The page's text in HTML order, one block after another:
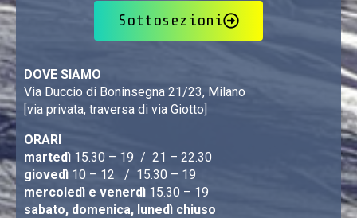
Sottosezioni
DOVE SIAMO
Via Duccio di Boninsegna 21/23, Milano
[via privata, traversa di via Giotto]
ORARI
martedì 15.30 – 19 / 21 – 22.30
giovedì 10 – 12 / 15.30 – 19
mercoledì e venerdì 15.30 – 19
sabato, domenica, lunedì chiuso